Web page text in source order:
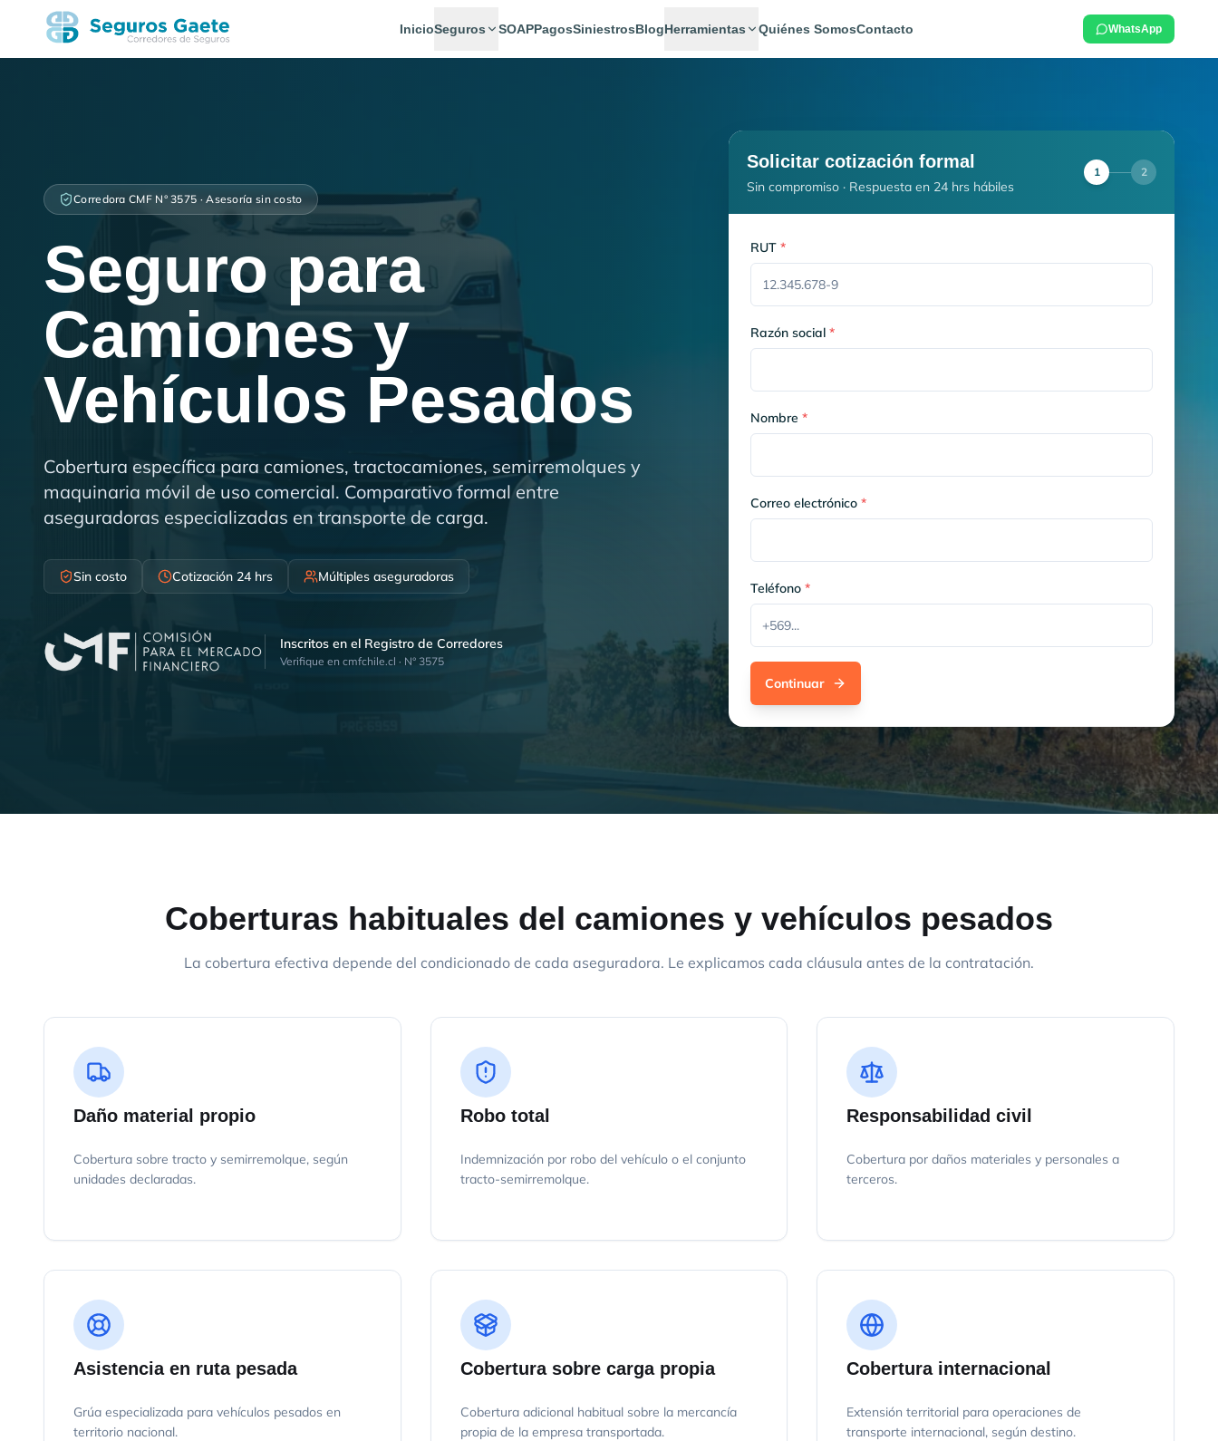
InicioSeguros SOAPPagosSiniestrosBlogHerramientas Quiénes SomosContacto WhatsApp
Corredora CMF N° 3575 · Asesoría sin costo
Seguro para
Camiones y
Vehículos Pesados
Cobertura específica para camiones, tractocamiones, semirremolques y
maquinaria móvil de uso comercial. Comparativo formal entre
aseguradoras especializadas en transporte de carga.
Sin costo Cotización 24 hrs Múltiples aseguradoras
Inscritos en el Registro de Corredores
Verifique en cmfchile.cl · N° 3575
Solicitar cotización formal
Sin compromiso · Respuesta en 24 hrs hábiles
1 2
RUT *
Razón social *
Nombre *
Correo electrónico *
Teléfono *
Continuar
Coberturas habituales del camiones y vehículos pesados
La cobertura efectiva depende del condicionado de cada aseguradora. Le explicamos cada cláusula antes de la contratación.
Daño material propio
Cobertura sobre tracto y semirremolque, según
unidades declaradas.
Robo total
Indemnización por robo del vehículo o el conjunto
tracto-semirremolque.
Responsabilidad civil
Cobertura por daños materiales y personales a
terceros.
Asistencia en ruta pesada
Grúa especializada para vehículos pesados en
territorio nacional.
Cobertura sobre carga propia
Cobertura adicional habitual sobre la mercancía
propia de la empresa transportada.
Cobertura internacional
Extensión territorial para operaciones de
transporte internacional, según destino.